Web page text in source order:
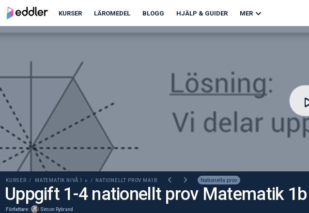
KURSER LÄROMEDEL BLOGG HJÄLP & GUIDER MER
00:00 00:00
KURSER / MATEMATIK NIVÅ 1 B / NATIONELLT PROV MA1B Nationella prov
Uppgift 1-4 nationellt prov Matematik
Författare: Simon Rybrand